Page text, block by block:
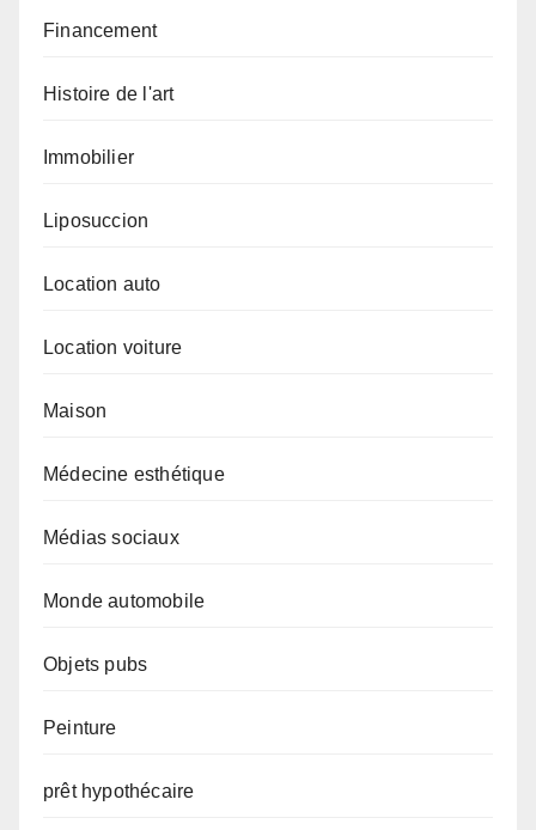
Financement
Histoire de l'art
Immobilier
Liposuccion
Location auto
Location voiture
Maison
Médecine esthétique
Médias sociaux
Monde automobile
Objets pubs
Peinture
prêt hypothécaire